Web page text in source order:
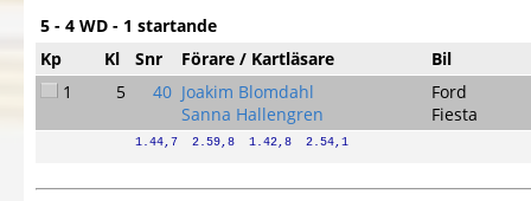
5 - 4 WD - 1 startande
Kp
Kl Snr Förare / Kartläsare
Bil
1
5 40 Joakim Blomdahl
Sanna Hallengren
Ford
Fiesta
1.44,7  2.59,8  1.42,8  2.54,1